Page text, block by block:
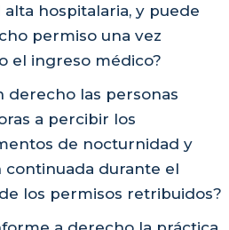
alta hospitalaria, y puede
permiso una vez
el ingreso médico?
derecho las personas
a percibir los
de nocturnidad y
continuada durante el
los permisos retribuidos?